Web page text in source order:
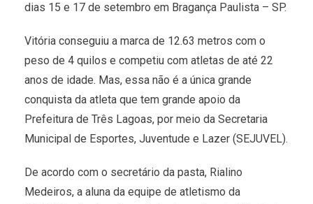
dias 15 e 17 de setembro em Bragança Paulista – SP.
Vitória conseguiu a marca de 12.63 metros com o
peso de 4 quilos e competiu com atletas de até 22
anos de idade. Mas, essa não é a única grande
conquista da atleta que tem grande apoio da
Prefeitura de Três Lagoas, por meio da Secretaria
Municipal de Esportes, Juventude e Lazer (SEJUVEL).
De acordo com o secretário da pasta, Rialino
Medeiros, a aluna da equipe de atletismo da